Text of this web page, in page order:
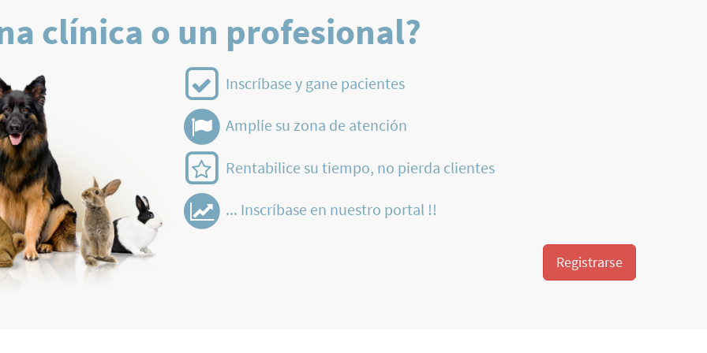
clínica o un profesional?
Inscríbase y gane pacientes
Amplíe su zona de atención
Rentabilice su tiempo, no pierda clientes
... Inscríbase en nuestro portal !!
Registrarse